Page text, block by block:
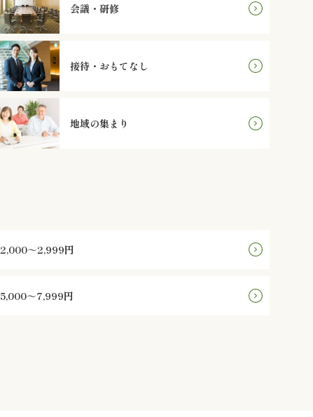
会議・研修
接待・おもてなし
地域の集まり
2,000～2,999円
5,000～7,999円